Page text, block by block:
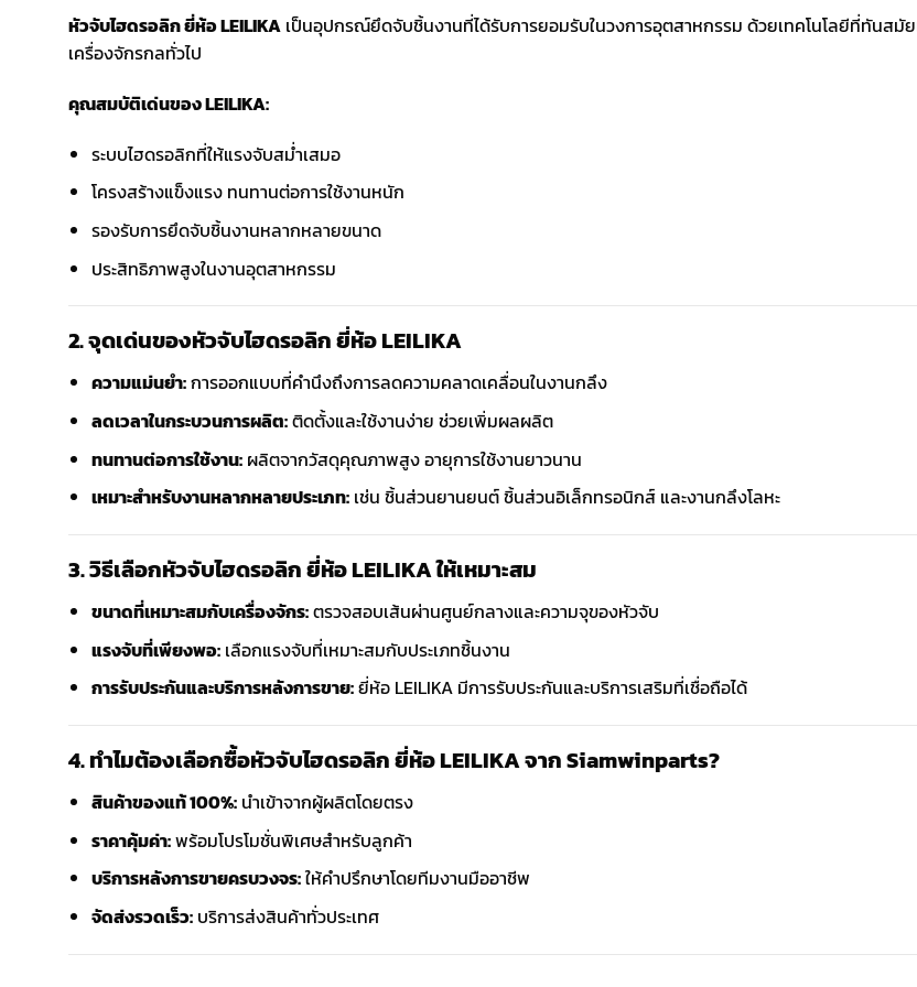
หัวจับไฮดรอลิก ยี่ห้อ LEILIKA เป็นอุปกรณ์ยึดจับชิ้นงานที่ได้รับการยอมรับในวงการอุตสาหกรรม ด้วยเทคโนโลยีที่ทันสมั
เครื่องจักรกลทั่วไป
คุณสมบัติเด่นของ LEILIKA:
ระบบไฮดรอลิกที่ให้แรงจับสม่ำเสมอ
โครงสร้างแข็งแรง ทนทานต่อการใช้งานหนัก
รองรับการยึดจับชิ้นงานหลากหลายขนาด
ประสิทธิภาพสูงในงานอุตสาหกรรม
2. จุดเด่นของหัวจับไฮดรอลิก ยี่ห้อ LEILIKA
ความแม่นยำ:การออกแบบที่คำนึงถึงการลดความคลาดเคลื่อนในงานกลึง
ลดเวลาในกระบวนการผลิต:ติดตั้งและใช้งานง่าย ช่วยเพิ่มผลผลิต
ทนทานต่อการใช้งาน:ผลิตจากวัสดุคุณภาพสูง อายุการใช้งานยาวนาน
เหมาะสำหรับงานหลากหลายประเภท:เช่น ชิ้นส่วนยานยนต์ ชิ้นส่วนอิเล็กทรอนิกส์ และงานกลึงโลหะ
3. วิธีเลือกหัวจับไฮดรอลิก ยี่ห้อ LEILIKA ให้เหมาะสม
ขนาดที่เหมาะสมกับเครื่องจักร:ตรวจสอบเส้นผ่านศูนย์กลางและความจุของหัวจับ
แรงจับที่เพียงพอ:เลือกแรงจับที่เหมาะสมกับประเภทชิ้นงาน
การรับประกันและบริการหลังการขาย:ยี่ห้อ LEILIKA มีการรับประกันและบริการเสริมที่เชื่อถือได้
4. ทำไมต้องเลือกซื้อหัวจับไฮดรอลิก ยี่ห้อ LEILIKA จาก Siamwinparts?
สินค้าของแท้ 100%:นำเข้าจากผู้ผลิตโดยตรง
ราคาคุ้มค่า:พร้อมโปรโมชั่นพิเศษสำหรับลูกค้า
บริการหลังการขายครบวงจร:ให้คำปรึกษาโดยทีมงานมืออาชีพ
จัดส่งรวดเร็ว:บริการส่งสินค้าทั่วประเทศ